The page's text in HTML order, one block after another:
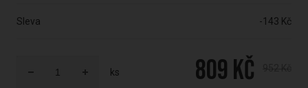
Sleva -143 Kč
ks 809 Kč 952 Kč